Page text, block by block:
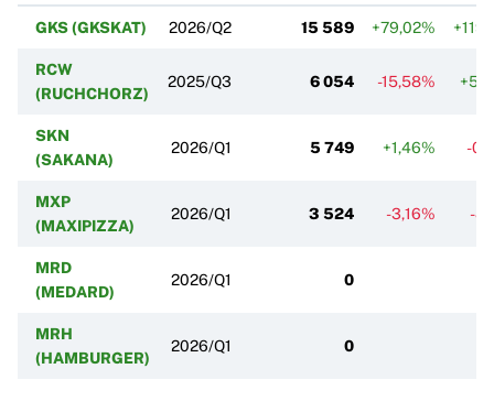
GKS (GKSKAT) 2026/Q2 15 589 +79,02%
RCW
(RUCHCHORZ)
2025/Q3 6 054 -15,58%
SKN
(SAKANA)
2026/Q1 5 749 +1,46% -
MXP
(MAXIPIZZA)
2026/Q1 3 524 -3,16% -
MRD
(MEDARD)
2026/Q1 0
MRH
(HAMBURGER)
2026/Q1 0